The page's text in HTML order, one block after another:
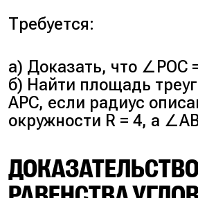
Требуется:
а) Доказать, что ∠POC
б) Найти площадь
APC, если радиус
окружности R = 4, а
ДОКАЗАТЕЛЬСТВО